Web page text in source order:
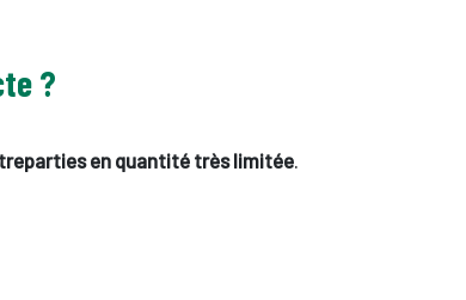
?
en quantité très limitée.